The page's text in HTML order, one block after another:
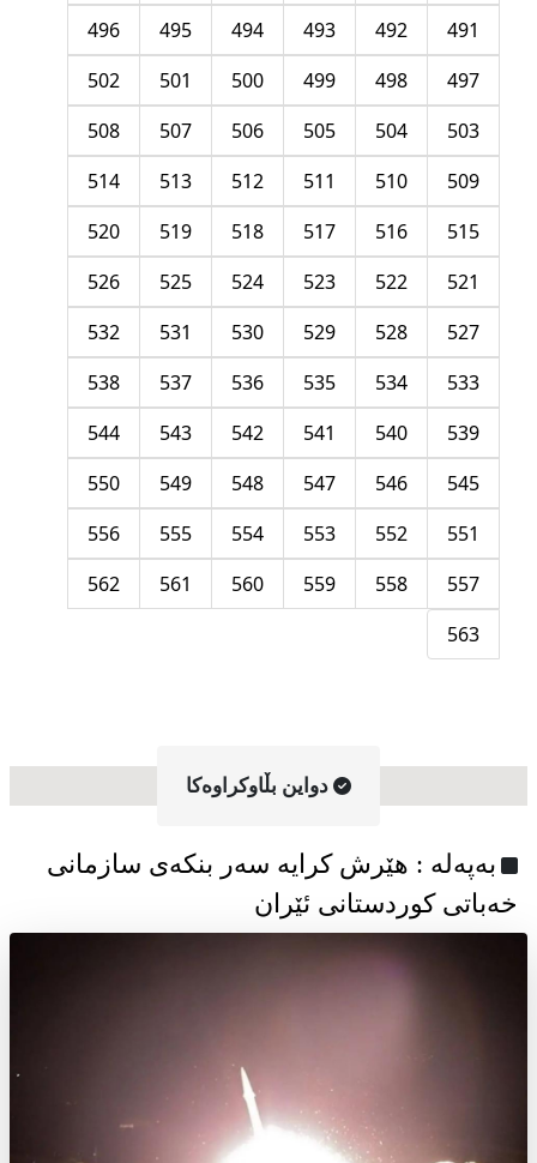
491
492
493
494
495
496
497
498
499
500
501
502
503
504
505
506
507
508
509
510
511
512
513
514
515
516
517
518
519
520
521
522
523
524
525
526
527
528
529
530
531
532
533
534
535
536
537
538
539
540
541
542
543
544
545
546
547
548
549
550
551
552
553
554
555
556
557
558
559
560
561
562
563
دواین بڵاوکراوه‌کا
به‌په‌له‌ : هێرش کرایە سەر بنکەی سازمانی
خەباتی کوردستانی ئێران